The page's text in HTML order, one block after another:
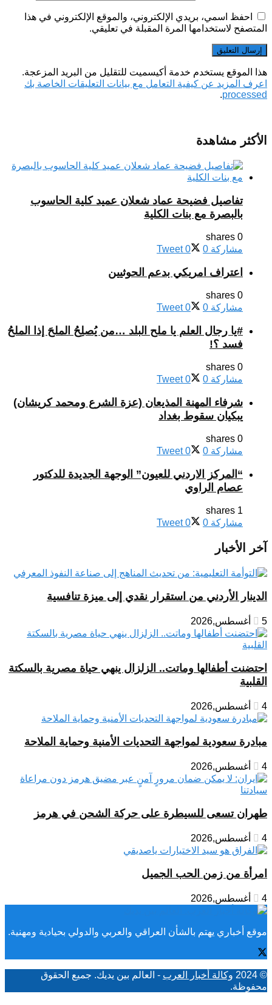
احفظ اسمي، بريدي الإلكتروني، والموقع الإلكتروني في هذا
المتصفح لاستخدامها المرة المقبلة في تعليقي.
هذا الموقع يستخدم خدمة أكيسميت للتقليل من البريد المزعجة.
اعرف المزيد عن كيفية التعامل مع بيانات التعليقات الخاصة بك
processed
.
الأكثر مشاهدة
تفاصيل فضيحة عماد شعلان عميد كلية الحاسوب
بالبصرة مع بنات الكلية
0 shares
مشاركة 0
Tweet 0
اعتراف امريكي بدعم الحوثيين
0 shares
مشاركة 0
Tweet 0
#يا رجال العلم يا ملح البلد …من يُصلِحُ الملحَ إذا الملحُ
فسد ؟!
0 shares
مشاركة 0
Tweet 0
شرفاء المهنة المذيعان (عزة الشرع ومحمد كريشان)
يبكيان سقوط بغداد
0 shares
مشاركة 0
Tweet 0
“المركز الاردني للعيون” الوجهة الجديدة للدكتور
عصام الراوي
1 shares
مشاركة 0
Tweet 0
آخر الأخبار
الدينار الأردني من استقرار نقدي إلى ميزة تنافسية
5 أغسطس,2026
احتضنت أطفالها وماتت.. الزلزال ينهي حياة مصرية بالسكتة
القلبية
4 أغسطس,2026
مبادرة سعودية لمواجهة التحديات الأمنية وحماية الملاحة
4 أغسطس,2026
طهران تسعى للسيطرة على حركة الشحن في هرمز
4 أغسطس,2026
امرأة من زمن الحب الجميل
4 أغسطس,2026
موقع أخباري يهتم بالشأن العراقي والعربي والدولي بحيادية ومهنية.
© 2024 وكالة أخبار العرب - العالم بين يديك. جميع الحقوق
محفوظة.